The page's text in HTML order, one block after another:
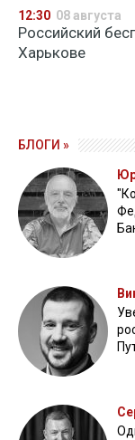
12:30 08 августа
Российский
Харькове
БЛОГИ »